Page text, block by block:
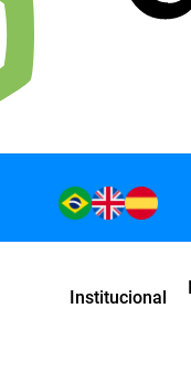
Institucional